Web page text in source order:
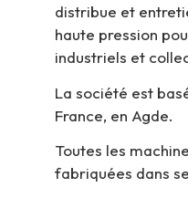
distribue et
haute pression
industriels et
La société est
France, en Agde.
Toutes les
fabriquées dans